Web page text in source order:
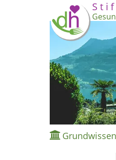
S t i
Grundwissen